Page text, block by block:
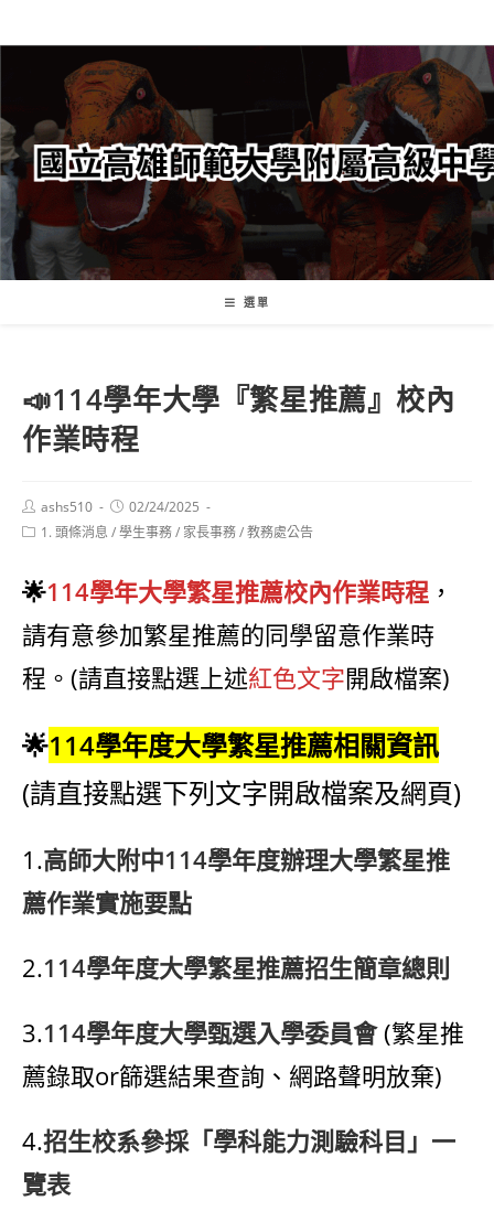
轉
要
內
容
選單
📣114學年大學『繁星推薦』校內
作業時程
Post
author:
ashs510
Post
published:
02/24/2025
Post1. 頭條消息 /學生事務/ 家長事務/教務處公告
🌟114學年大學繁星推薦校內作業時程 ，
請有意參加繁星推薦的同學留意作業時
程。(請直接點選上述紅色文字開啟檔案)
🌟114學年度大學繁星推薦相關資訊
(請直接點選下列文字開啟檔案及網頁)
1.高師大附中114學年度辦理大學繁星推
薦作業實施要點
2.114學年度大學繁星推薦招生簡章總則
3.114學年度大學甄選入學委員會(繁星推
薦錄取or篩選結果查詢、網路聲明放棄)
4.招生校系參採「學科能力測驗科目」一
覽表